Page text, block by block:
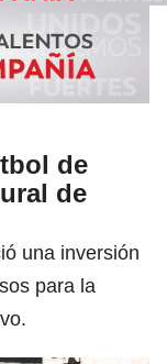
de
de
una inversión
para la